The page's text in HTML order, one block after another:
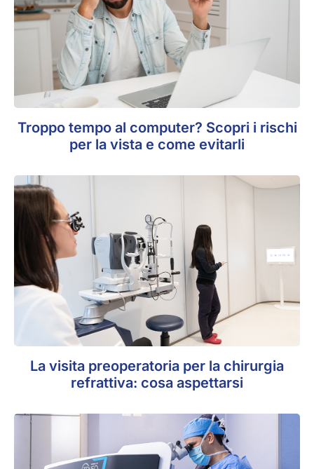
Troppo tempo al computer? Scopri i rischi
per la vista e come evitarli
La visita preoperatoria per la chirurgia
refrattiva: cosa aspettarsi